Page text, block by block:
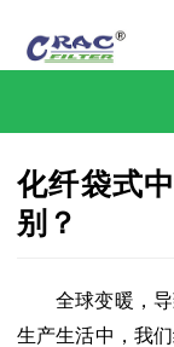
化纤袋式
别？
全球变暖，
生产生活中，我